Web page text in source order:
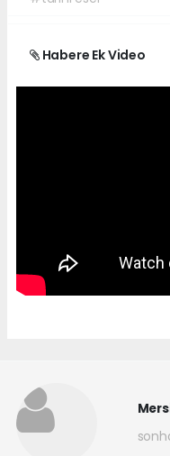
Habere Ek Video